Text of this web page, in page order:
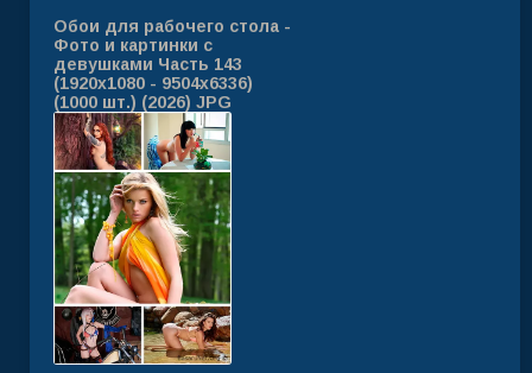
Обои для рабочего стола -
Фото и картинки с
девушками Часть 143
(1920x1080 - 9504x6336)
(1000 шт.) (2026) JPG